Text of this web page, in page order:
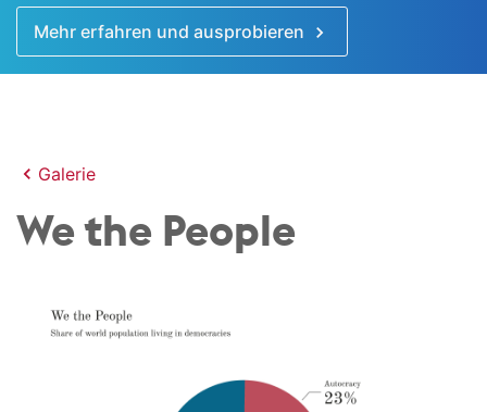
Mehr erfahren und ausprobieren
Galerie
We the People